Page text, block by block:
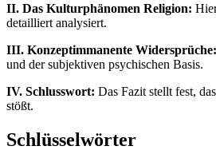
II. Das Kulturphänomen Religion:
detailliert analysiert.
III. Konzeptimmanente Widersprüche:
und der subjektiven psychischen Basis.
IV. Schlusswort: Das Fazit stellt fest,
stößt.
Schlüsselwörter